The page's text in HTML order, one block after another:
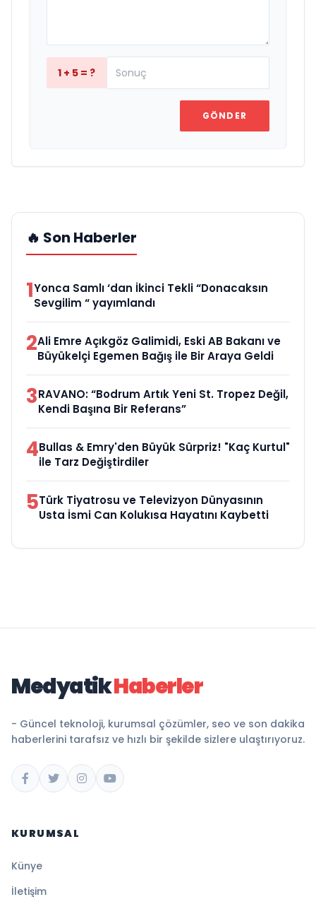
1 + 5 = ?
GÖNDER
🔥 Son Haberler
1Yonca Samlı ‘dan İkinci Tekli “Donacaksın
Sevgilim “ yayımlandı
2Ali Emre Açıkgöz Galimidi, Eski AB Bakanı ve
Büyükelçi Egemen Bağış ile Bir Araya Geldi
3RAVANO: “Bodrum Artık Yeni St. Tropez Değil,
Kendi Başına Bir Referans”
4Bullas & Emry'den Büyük Sürpriz! "Kaç Kurtul"
ile Tarz Değiştirdiler
5Türk Tiyatrosu ve Televizyon Dünyasının
Usta İsmi Can Kolukısa Hayatını Kaybetti
MedyatikHaberler
- Güncel teknoloji, kurumsal çözümler, seo ve son dakika
haberlerini tarafsız ve hızlı bir şekilde sizlere ulaştırıyoruz.
KURUMSAL
Künye
İletişim